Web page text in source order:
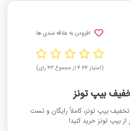
افزودن به علاقه مندی ها
(امتیاز ۴.۴۴ از مجموع ۴۳ رای)
بیپ تونز
بیپ تونز، کاملاً رایگان و تست
بیپ تونز خرید کنید!